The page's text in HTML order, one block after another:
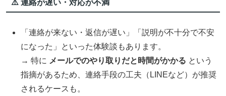
⚠️ 連絡が遅い・対応が不満
「連絡が来ない・返信が遅い」「説明が不十分で不安
になった」といった体験談もあります。
→ 特に メールでのやり取りだと時間がかかる という
指摘があるため、連絡手段の工夫（LINEなど）が推奨
されるケースも。